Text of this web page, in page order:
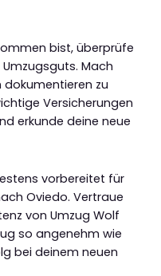
bist, überprüfe
Mach
dokumentieren zu
Versicherungen
erkunde deine neue
vorbereitet für
Oviedo. Vertraue
von Umzug Wolf
so angenehm wie
bei deinem neuen